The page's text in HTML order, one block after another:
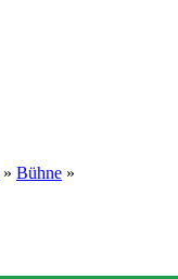
» Bühne »